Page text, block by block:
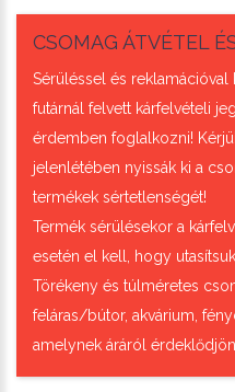
CSOMAG ÁTVÉTEL
Sérüléssel és
futárnál felvett kárfelvételi
érdemben foglalkozni!
jelenlétében nyissák ki a
termékek sértetlenségét!
Termék sérülésekor a
esetén el kell, hogy
Törékeny és túlméretes
feláras/bútor, akvárium,
amelynek áráról